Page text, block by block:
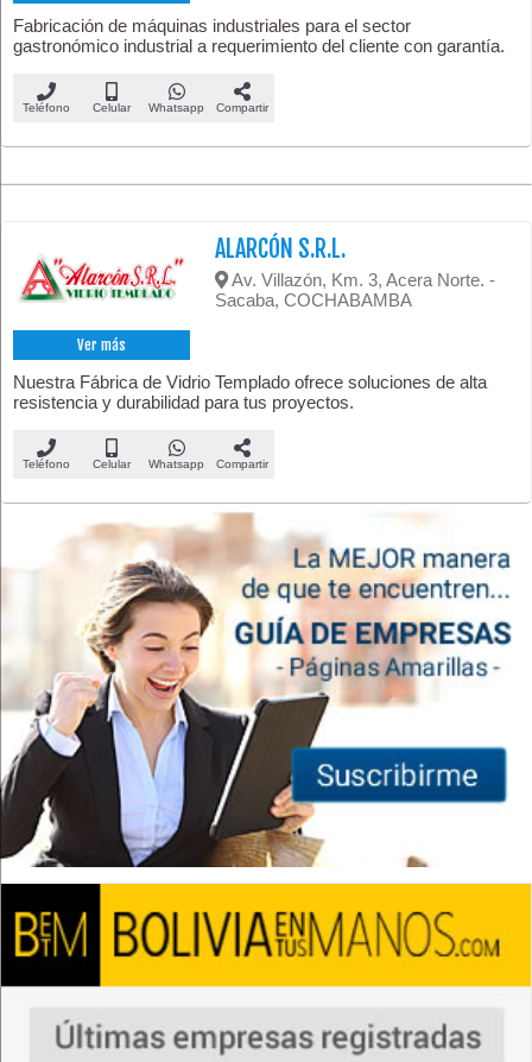
Fabricación de máquinas industriales para el sector
gastronómico industrial a requerimiento del cliente con garantía.
Teléfono Celular Whatsapp Compartir
Ver más
ALARCÓN S.R.L.
Av. Villazón, Km. 3, Acera Norte. -
Sacaba, COCHABAMBA
Nuestra Fábrica de Vidrio Templado ofrece soluciones de alta
resistencia y durabilidad para tus proyectos.
Teléfono Celular Whatsapp Compartir